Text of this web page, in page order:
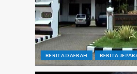
BERITA DAERAH BERITA